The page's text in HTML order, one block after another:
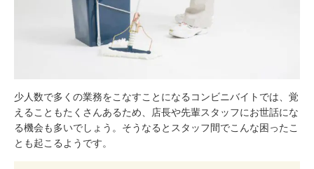
少人数で多くの業務をこなすことになるコンビニバイトでは、覚
えることもたくさんあるため、店長や先輩スタッフにお世話にな
る機会も多いでしょう。そうなるとスタッフ間でこんな困ったこ
とも起こるようです。